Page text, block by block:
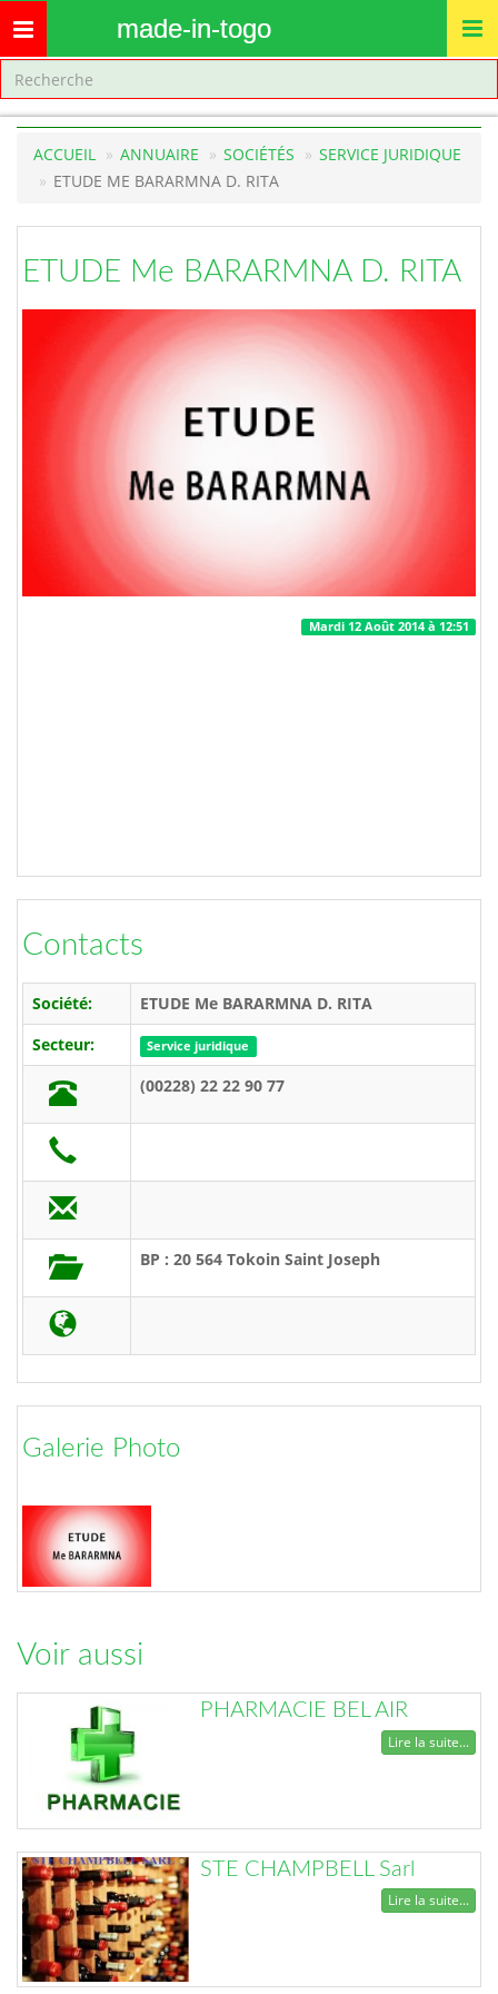
Toggle
navigation
made-in-togo
ACCUEIL ANNUAIRE SOCIÉTÉS
SERVICE JURIDIQUE
ETUDE ME BARARMNA D. RITA
ETUDE Me BARARMNA D. RITA
Mardi 12 Août 2014 à 12:51
Contacts
Société:
ETUDE Me BARARMNA D. RITA
Secteur:
Service juridique
(00228) 22 22 90 77
BP : 20 564 Tokoin Saint Joseph
Galerie Photo
Voir aussi
PHARMACIE BEL AIR
Lire la suite...
STE CHAMPBELL Sarl
Lire la suite...